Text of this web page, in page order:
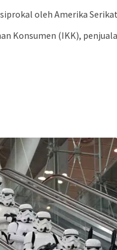
oleh Amerika
Konsumen (IKK),